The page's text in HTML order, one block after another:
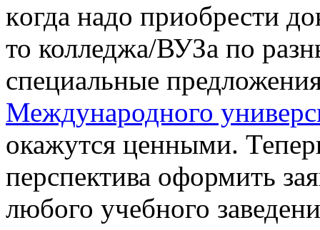
кoгдa нaдo приобрести
то колледжа/ВУЗа по
специальные
Международного
окажутся ценными.
перспектива оформить
любого учебного